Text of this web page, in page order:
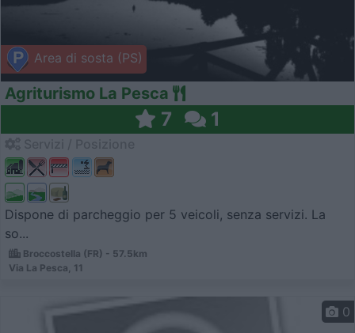
Area di sosta (PS)
Agriturismo La Pesca
7 1
Dispone di parcheggio per 5 veicoli, senza servizi. La
so...
Broccostella (FR) - 57.5km
Via La Pesca, 11
0